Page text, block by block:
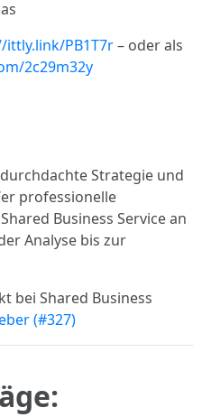
ittly.link/PB1T7r– oder als
2c29m32y
Strategie und
professionelle
Business Service an
Analyse bis zur
bei Shared Business
(#327)